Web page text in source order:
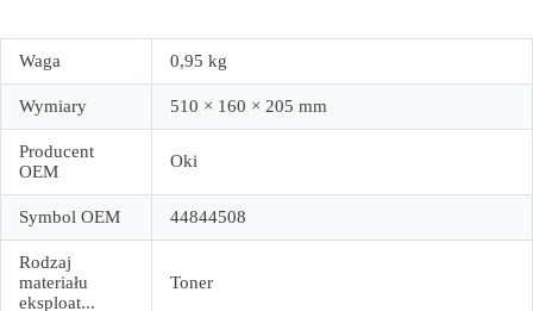
Waga 0,95 kg
Wymiary 510 × 160 × 205 mm
Producent
OEM
Oki
Symbol OEM 44844508
Rodzaj
materiału
eksploat...
Toner